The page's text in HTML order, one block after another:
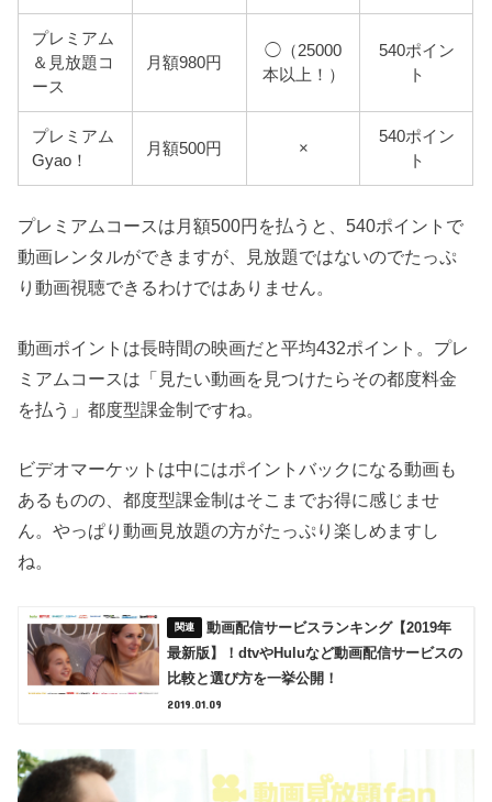
プレミアム
＆見放題コ
ース
月額980円
◯（25000
本以上！）
540ポイン
ト
プレミアム
Gyao！
月額500円 ×
540ポイン
ト
プレミアムコースは月額500円を払うと、540ポイントで
動画レンタルができますが、見放題ではないのでたっぷ
り動画視聴できるわけではありません。
動画ポイントは長時間の映画だと平均432ポイント。プレ
ミアムコースは「見たい動画を見つけたらその都度料金
を払う」都度型課金制ですね。
ビデオマーケットは中にはポイントバックになる動画も
あるものの、都度型課金制はそこまでお得に感じませ
ん。やっぱり動画見放題の方がたっぷり楽しめますし
ね。
動画配信サービスランキング【2019年
最新版】！dtvやHuluなど動画配信サービスの
比較と選び方を一挙公開！
2019.01.09